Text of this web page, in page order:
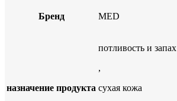
Бренд MED
назначение продукта
потливость и запах
,
сухая кожа